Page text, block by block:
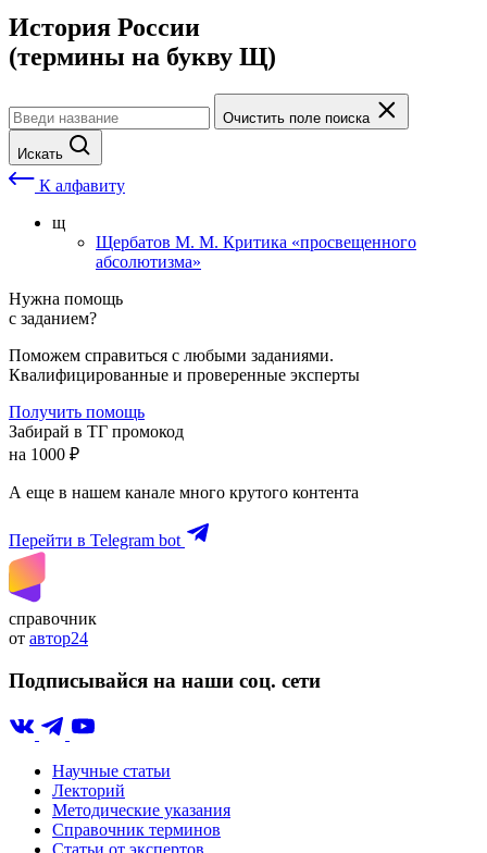
История России
(термины на букву Щ)
Очистить поле поиска
Искать
К алфавиту
щ
Щербатов М. М. Критика «просвещенного
абсолютизма»
Нужна помощь
с заданием?
Поможем справиться с любыми заданиями.
Квалифицированные и проверенные эксперты
Получить помощь
Забирай в ТГ промокод
на 1000 ₽
А еще в нашем канале много крутого контента
Перейти в Telegram bot
справочник
от автор24
Подписывайся на наши соц. сети
Научные статьи
Лекторий
Методические указания
Справочник терминов